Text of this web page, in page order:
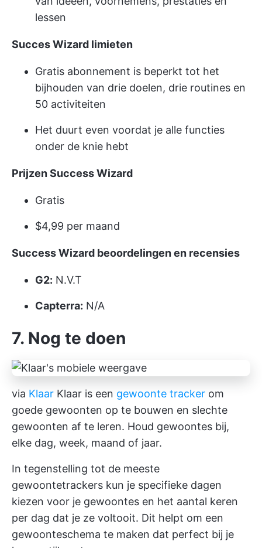
lessen
Succes Wizard limieten
Gratis abonnement is beperkt tot het
bijhouden van drie doelen, drie routines en
50 activiteiten
Het duurt even voordat je alle functies
onder de knie hebt
Prijzen Success Wizard
Gratis
$4,99 per maand
Success Wizard beoordelingen en recensies
G2: N.V.T
Capterra: N/A
7. Nog te doen
via Klaar Klaar is een gewoonte tracker om
goede gewoonten op te bouwen en slechte
gewoonten af te leren. Houd gewoontes bij,
elke dag, week, maand of jaar.
In tegenstelling tot de meeste
gewoontetrackers kun je specifieke dagen
kiezen voor je gewoontes en het aantal keren
per dag dat je ze voltooit. Dit helpt om een
gewoonteschema te maken dat perfect bij je